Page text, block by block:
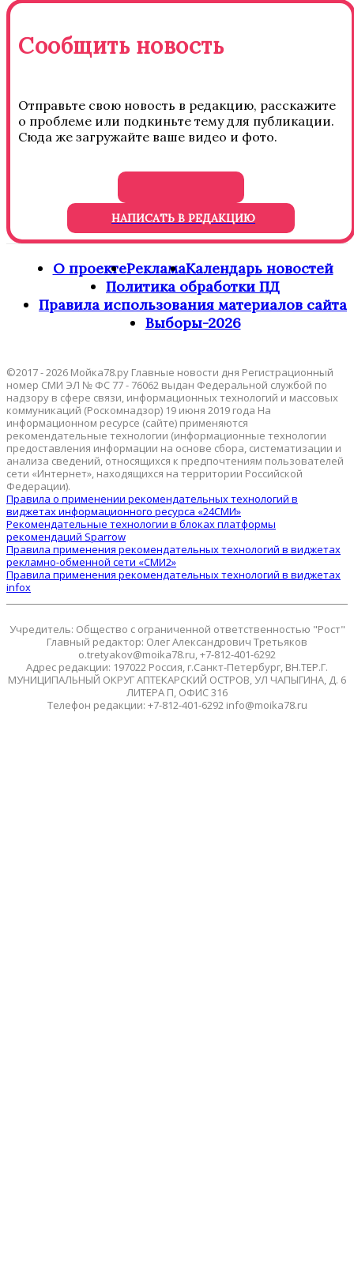
Сообщить новость
Отправьте свою новость в редакцию, расскажите
о проблеме или подкиньте тему для публикации.
Сюда же загружайте ваше видео и фото.
НАПИСАТЬ В РЕДАКЦИЮ
О проектеРекламаКалендарь новостей
Политика обработки ПД
Правила использования материалов сайта
Выборы-2026
©2017 - 2026 Мойка78.ру Главные новости дня Регистрационный
номер СМИ ЭЛ № ФС 77 - 76062 выдан Федеральной службой по
надзору в сфере связи, информационных технологий и массовых
коммуникаций (Роскомнадзор) 19 июня 2019 года На
информационном ресурсе (сайте) применяются
рекомендательные технологии (информационные технологии
предоставления информации на основе сбора, систематизации и
анализа сведений, относящихся к предпочтениям пользователей
сети «Интернет», находящихся на территории Российской
Федерации).
Правила о применении рекомендательных технологий в
виджетах информационного ресурса «24СМИ»
Рекомендательные технологии в блоках платформы
рекомендаций Sparrow
Правила применения рекомендательных технологий в виджетах
рекламно-обменной сети «СМИ2»
Правила применения рекомендательных технологий в виджетах
infox
Учредитель: Общество с ограниченной ответственностью "Рост"
Главный редактор: Олег Александрович Третьяков
o.tretyakov@moika78.ru, +7-812-401-6292
Адрес редакции: 197022 Россия, г.Санкт-Петербург, ВН.ТЕР.Г.
МУНИЦИПАЛЬНЫЙ ОКРУГ АПТЕКАРСКИЙ ОСТРОВ, УЛ ЧАПЫГИНА, Д. 6
ЛИТЕРА П, ОФИС 316
Телефон редакции: +7-812-401-6292 info@moika78.ru